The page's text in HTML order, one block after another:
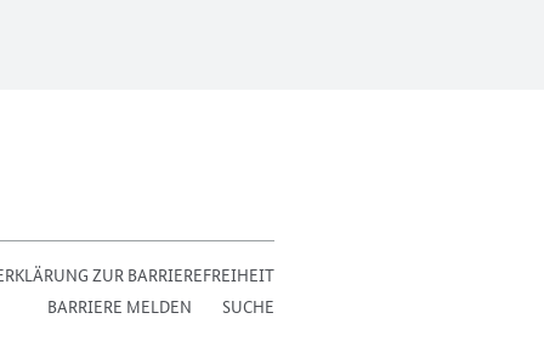
ZUR BARRIEREFREIHEIT
BARRIERE MELDEN
SUCHE